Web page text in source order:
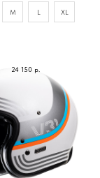
24 150 р.
M L XL